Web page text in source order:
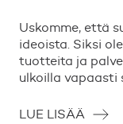
Uskomme, että
ideoista. Siksi
tuotteita ja
ulkoilla vapaasti
LUE LISÄÄ